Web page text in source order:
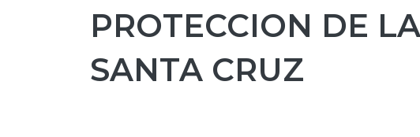
PROTECCION DE
SANTA CRUZ